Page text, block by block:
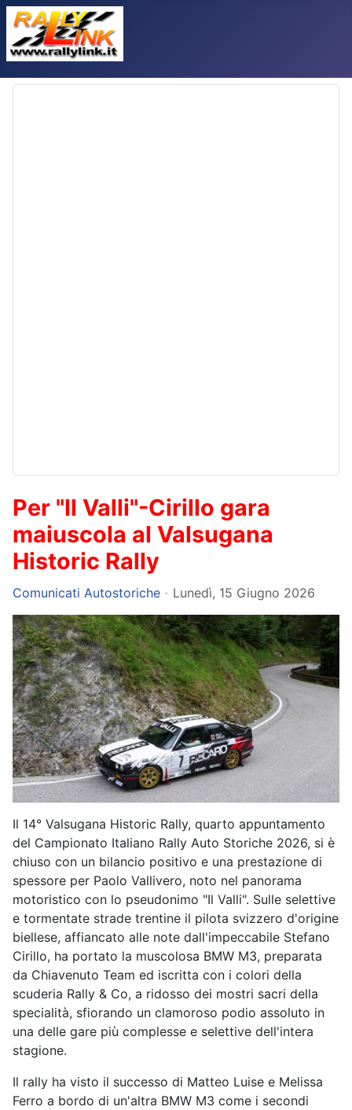
Per "Il Valli"-Cirillo gara
maiuscola al Valsugana
Historic Rally
Comunicati Autostoriche Lunedì, 15 Giugno 2026
Il 14° Valsugana Historic Rally, quarto appuntamento
del Campionato Italiano Rally Auto Storiche 2026, si è
chiuso con un bilancio positivo e una prestazione di
spessore per Paolo Vallivero, noto nel panorama
motoristico con lo pseudonimo "Il Valli". Sulle selettive
e tormentate strade trentine il pilota svizzero d'origine
biellese, affiancato alle note dall'impeccabile Stefano
Cirillo, ha portato la muscolosa BMW M3, preparata
da Chiavenuto Team ed iscritta con i colori della
scuderia Rally & Co, a ridosso dei mostri sacri della
specialità, sfiorando un clamoroso podio assoluto in
una delle gare più complesse e selettive dell'intera
stagione.
Il rally ha visto il successo di Matteo Luise e Melissa
Ferro a bordo di un'altra BMW M3 come i secondi